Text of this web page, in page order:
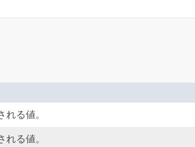
る値。
る値。